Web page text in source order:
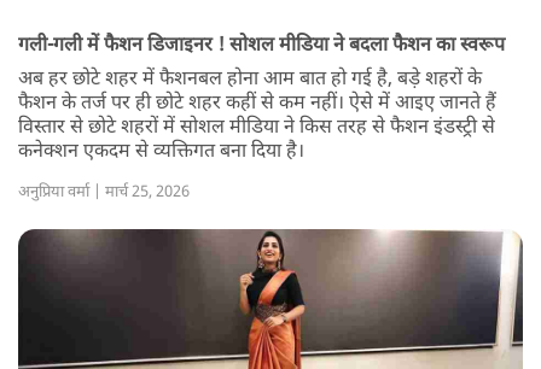
गली-गली में फैशन डिजाइनर ! सोशल मीडिया ने बदला फैशन का स्वरूप
अब हर छोटे शहर में फैशनबल होना आम बात हो गई है, बड़े शहरों के
फैशन के तर्ज पर ही छोटे शहर कहीं से कम नहीं। ऐसे में आइए जानते हैं
विस्तार से छोटे शहरों में सोशल मीडिया ने किस तरह से फैशन इंडस्ट्री से
कनेक्शन एकदम से व्यक्तिगत बना दिया है।
अनुप्रिया वर्मा | मार्च 25, 2026